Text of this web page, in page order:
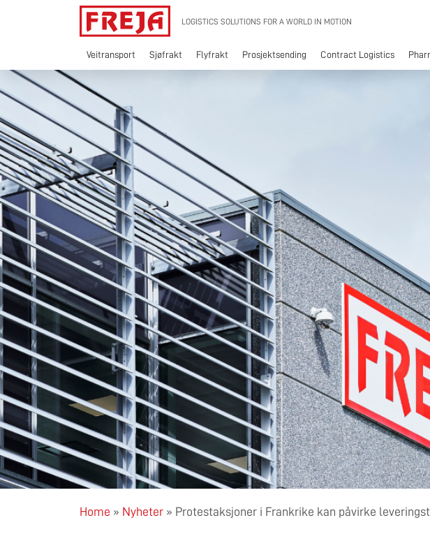
LOGISTICS SOLUTIONS FOR A WORLD IN MOTION
Veitransport Sjøfrakt Flyfrakt Prosjektsending Contract Logistics
Home » Nyheter » Protestaksjoner i Frankrike kan påvirke